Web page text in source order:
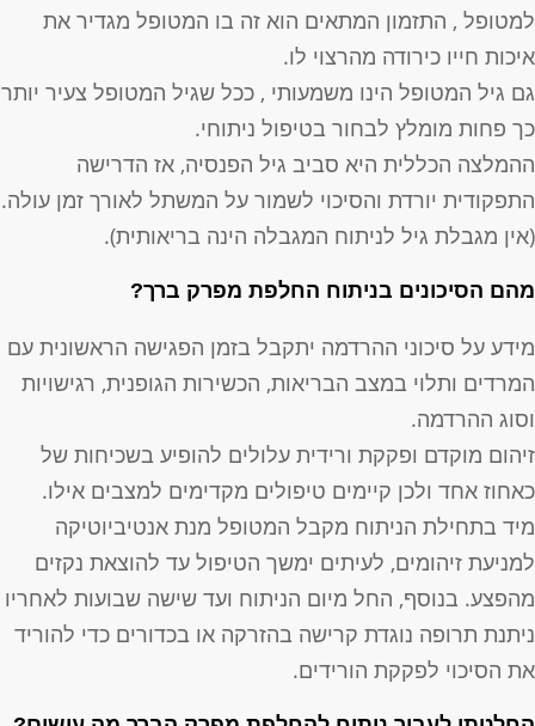
למטופל , התזמון המתאים הוא זה בו המטופל מגדיר את
איכות חייו כירודה מהרצוי לו.
גם גיל המטופל הינו משמעותי , ככל שגיל המטופל צעיר יותר
כך פחות מומלץ לבחור בטיפול ניתוחי.
ההמלצה הכללית היא סביב גיל הפנסיה, אז הדרישה
התפקודית יורדת והסיכוי לשמור על המשתל לאורך זמן עולה.
(אין מגבלת גיל לניתוח המגבלה הינה בריאותית).
מהם הסיכונים בניתוח החלפת מפרק ברך?
מידע על סיכוני ההרדמה יתקבל בזמן הפגישה הראשונית עם
המרדים ותלוי במצב הבריאות, הכשירות הגופנית, רגישויות
וסוג ההרדמה.
זיהום מוקדם ופקקת ורידית עלולים להופיע בשכיחות של
כאחוז אחד ולכן קיימים טיפולים מקדימים למצבים אילו.
מיד בתחילת הניתוח מקבל המטופל מנת אנטיביוטיקה
למניעת זיהומים, לעיתים ימשך הטיפול עד להוצאת נקזים
מהפצע. בנוסף, החל מיום הניתוח ועד שישה שבועות לאחריו
ניתנת תרופה נוגדת קרישה בהזרקה או בכדורים כדי להוריד
את הסיכוי לפקקת הורידים.